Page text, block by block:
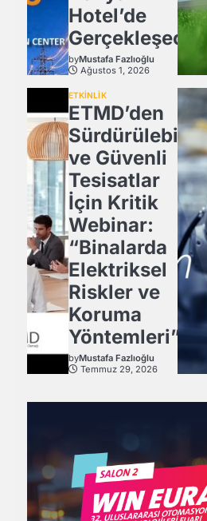
Hotel’de
Gerçekleşecek
byMustafa Fazlıoğlu
Ağustos 1, 2026
ETKİNLİK
ETMD’den
Sürdürülebilir
ve Güvenli
Tesisatlar
İçin Kritik
Webinar:
“Binalarda
Elektriksel
Riskler ve
Koruma
Yöntemleri”
byMustafa Fazlıoğlu
Temmuz 29, 2026